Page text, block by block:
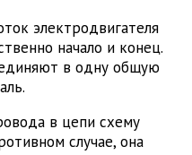
электродвигателя
начало и конец.
в одну общую
в цепи схему
случае, она